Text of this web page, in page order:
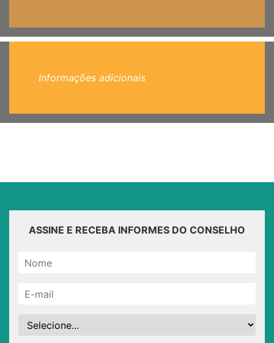
Informações adicionais
ASSINE E RECEBA INFORMES DO CONSELHO